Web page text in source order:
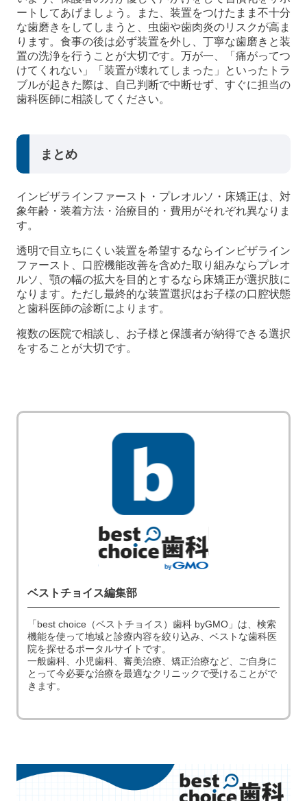
ートしてあげましょう。また、装置をつけたまま不十分
な歯磨きをしてしまうと、虫歯や歯肉炎のリスクが高ま
ります。食事の後は必ず装置を外し、丁寧な歯磨きと装
置の洗浄を行うことが大切です。万が一、「痛がってつ
けてくれない」「装置が壊れてしまった」といったトラ
ブルが起きた際は、自己判断で中断せず、すぐに担当の
歯科医師に相談してください。
まとめ
インビザラインファースト・プレオルソ・床矯正は、対
象年齢・装着方法・治療目的・費用がそれぞれ異なりま
す。
透明で目立ちにくい装置を希望するならインビザライン
ファースト、口腔機能改善を含めた取り組みならプレオ
ルソ、顎の幅の拡大を目的とするなら床矯正が選択肢に
なります。ただし最終的な装置選択はお子様の口腔状態
と歯科医師の診断によります。
複数の医院で相談し、お子様と保護者が納得できる選択
をすることが大切です。
ベストチョイス編集部
「best choice（ベストチョイス）歯科 byGMO」は、検索
機能を使って地域と診療内容を絞り込み、ベストな歯科医
院を探せるポータルサイトです。
一般歯科、小児歯科、審美治療、矯正治療など、ご自身に
とって今必要な治療を最適なクリニックで受けることがで
きます。